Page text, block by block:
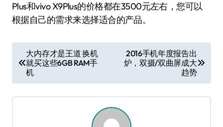
Plus和vivo X9Plus的价格都在3500元左右，您可以
根据自己的需求来选择适合的产品。
章
导
航
大内存才是王道 换机
就买这些6GB RAM手
机
2016手机年度报告出
炉，双摄/双曲屏成大
趋势